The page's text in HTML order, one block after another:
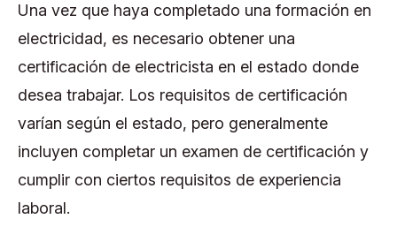
Una vez que haya completado una formación en
electricidad, es necesario obtener una
certificación de electricista en el estado donde
desea trabajar. Los requisitos de certificación
varían según el estado, pero generalmente
incluyen completar un examen de certificación y
cumplir con ciertos requisitos de experiencia
laboral.